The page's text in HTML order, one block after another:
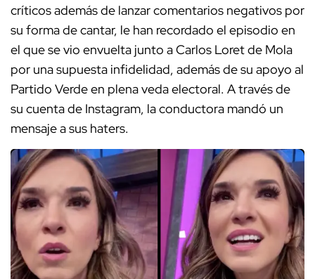
críticos además de lanzar comentarios negativos por
su forma de cantar, le han recordado el episodio en
el que se vio envuelta junto a Carlos Loret de Mola
por una supuesta infidelidad, además de su apoyo al
Partido Verde en plena veda electoral. A través de
su cuenta de Instagram, la conductora mandó un
mensaje a sus haters.